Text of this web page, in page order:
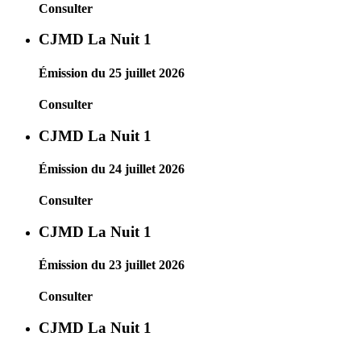
Consulter
CJMD La Nuit 1
Émission du 25 juillet 2026
Consulter
CJMD La Nuit 1
Émission du 24 juillet 2026
Consulter
CJMD La Nuit 1
Émission du 23 juillet 2026
Consulter
CJMD La Nuit 1